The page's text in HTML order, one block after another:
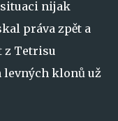
situaci nijak
práva zpět a
z Tetrisu
levných klonů už